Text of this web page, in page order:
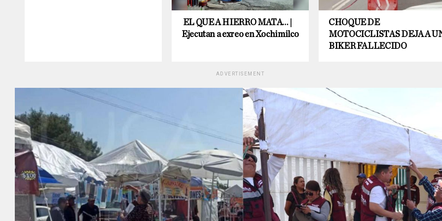
EL QUE A HIERRO MATA… |
Ejecutan a exreo en Xochimilco
CHOQUE DE
MOTOCICLISTAS DEJA A
BIKER FALLECIDO
ADVERTISEMENT